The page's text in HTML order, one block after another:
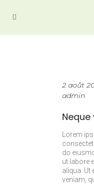
2 août
admin
Neque
Lorem
do
ut labore
aliqua. Ut
veniam,